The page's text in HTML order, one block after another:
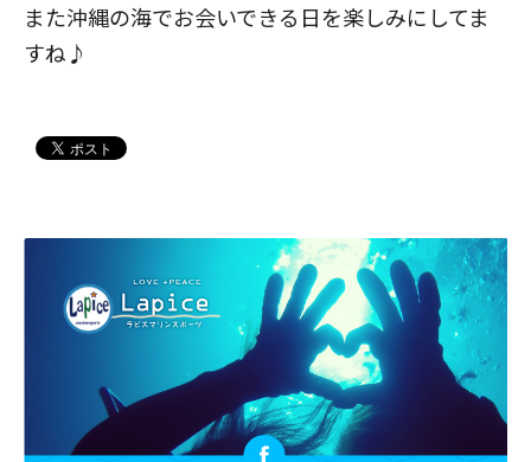
また沖縄の海でお会いできる日を楽しみにしてま
すね♪